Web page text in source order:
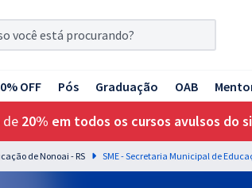
OFF Pós Graduação OAB
de 20% em todos os cursos avulsos do
de Nonoai - RS